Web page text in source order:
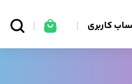
کاربری